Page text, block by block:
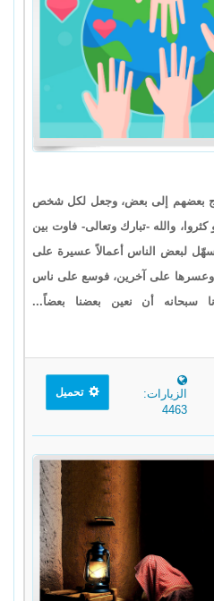
بعضهم إلى بعض، وجعل لكل شخص
والله -تبارك وتعالى- فاوت بين
لبعض الناس أعمالاً عسيرة على
وعسرها على آخرين، فوسع على ناس
سبحانه أن نعين بعضنا بعضاً...
الزيارات:
4463
تحميل